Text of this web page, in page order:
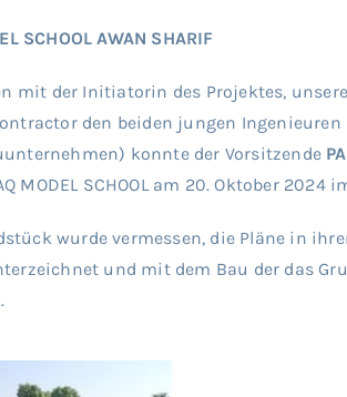
SCHOOL AWAN SHARIF
mit der Initiatorin des Projektes,
den beiden jungen
konnte der Vorsitzende
MODEL SCHOOL am 20. Oktober 2024
wurde vermessen, die Pläne in
und mit dem Bau der das